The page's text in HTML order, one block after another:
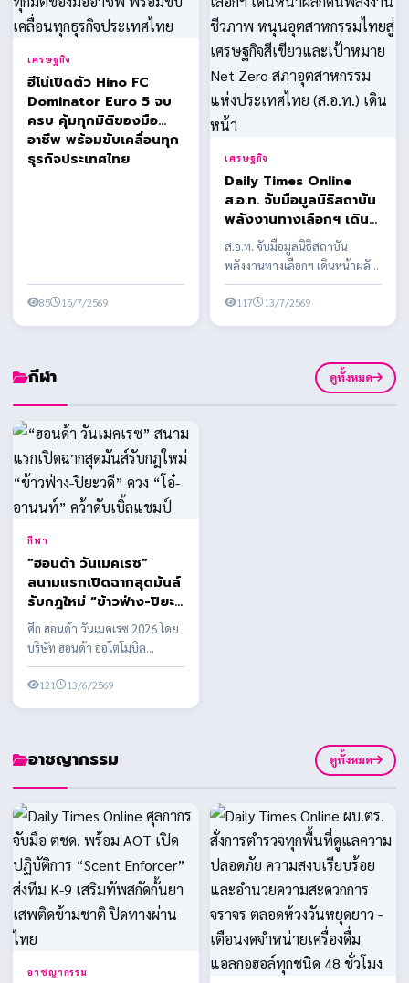
เศรษฐกิจ
ฮีโน่เปิดตัว Hino FC
Dominator Euro 5 จบ
ครบ คุ้มทุกมิติของมือ
อาชีพ พร้อมขับเคลื่อนทุก
ธุรกิจประเทศไทย
85 15/7/2569
เศรษฐกิจ
Daily Times Online
ส.อ.ท. จับมือมูลนิธิสถาบัน
พลังงานทางเลือกฯ เดิน
หน้าผลักดันพลังงาน
ชีวภาพ หนุนอุตสาหกรรม
ไทยสู่เศรษฐกิจสีเขียวและ
เป้าหมาย Net Zero สภา
อุตสาหกรรมแห่ง
ส.อ.ท. จับมือมูลนิธิสถาบัน
พลังงานทางเลือกฯ เดินหน้าผลัก
ดันพลังงานชีวภาพ หนุน
อุตสาหกรรมไทยสู่เศรษฐ...
117 13/7/2569
กีฬา ดูทั้งหมด
กีฬา
“ฮอนด้า วันเมคเรซ”
สนามแรกเปิดฉากสุดมันส์
รับกฎใหม่ “ข้าวฟ่าง-ปิยะ
วดี” ควง “โอ๋-อานนท์”
คว้าดับเบิ้ลแชมป์
ศึก ฮอนด้า วันเมคเรซ 2026 โดย
บริษัท ฮอนด้า ออโตโมบิล
(ประเทศไทย) จำกัด ร่วมกับ
บริษัท กรังด์ปรีซ์ ...
121 13/6/2569
อาชญากรรม ดูทั้งหมด
อาชญากรรม